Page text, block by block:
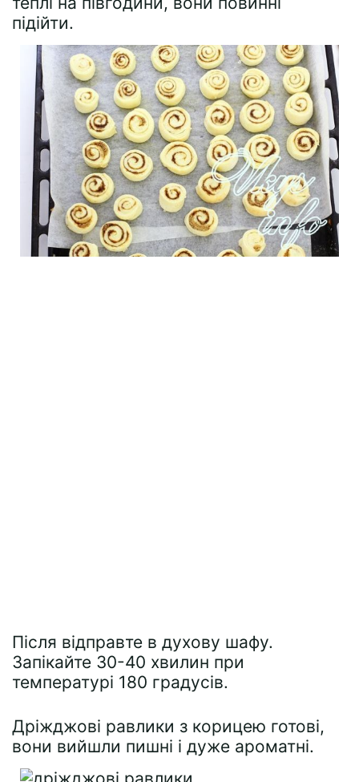
підійти.
Після відправте в духову шафу.
Запікайте 30-40 хвилин при
температурі 180 градусів.
Дріжджові равлики з корицею готові,
вони вийшли пишні і дуже ароматні.